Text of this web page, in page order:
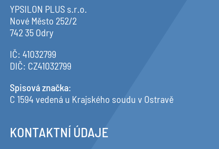
YPSILON PLUS s.r.o.
Nové Město 252/2
742 35 Odry
IČ: 41032799
DIČ: CZ41032799
Spisová značka:
C 1594 vedená u Krajského soudu v Ostravě
KONTAKTNÍ ÚDAJE